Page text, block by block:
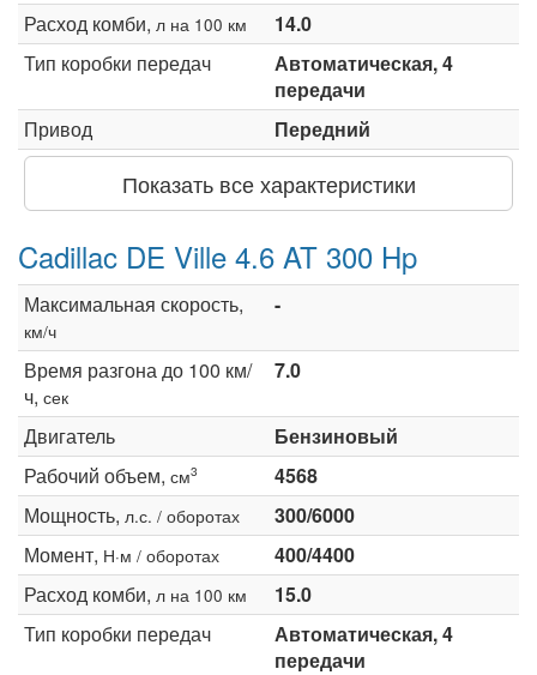
Расход комби, л на 100 км
14.0
Тип коробки передач
Автоматическая, 4
передачи
Привод
Передний
Показать все характеристики
Cadillac DE Ville 4.6 AT 300 Hp
Максимальная скорость,
км/ч
-
Время разгона до 100 км/
ч, сек
7.0
Двигатель
Бензиновый
Рабочий объем, см3
4568
Мощность, л.с. / оборотах
300/6000
Момент, Н·м / оборотах
400/4400
Расход комби, л на 100 км
15.0
Тип коробки передач
Автоматическая, 4
передачи